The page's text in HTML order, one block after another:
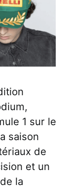
1 sur le
saison
de
et un
la